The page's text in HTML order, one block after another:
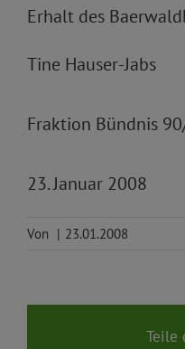
Erhalt des
Tine Hauser-Jabs
Fraktion Bündnis
23. Januar 2008
Von | 23.01.2008
Teile